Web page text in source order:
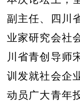
副主任、四川
业家研究会社
川省青创导师
训发就社会企
动员广大青年